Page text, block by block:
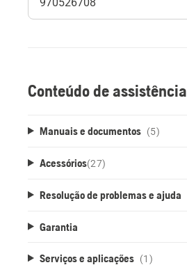
Conteúdo de assistência
Manuais e documentos (5)
Acessórios(27)
Resolução de problemas e ajuda
Garantia
Serviços e aplicações (1)